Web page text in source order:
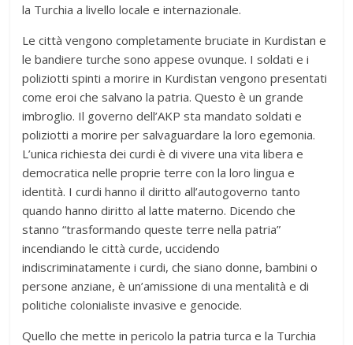
la Turchia a livello locale e internazionale.
Le città vengono completamente bruciate in Kurdistan e
le bandiere turche sono appese ovunque. I soldati e i
poliziotti spinti a morire in Kurdistan vengono presentati
come eroi che salvano la patria. Questo è un grande
imbroglio. Il governo dell’AKP sta mandato soldati e
poliziotti a morire per salvaguardare la loro egemonia.
L’unica richiesta dei curdi è di vivere una vita libera e
democratica nelle proprie terre con la loro lingua e
identità. I curdi hanno il diritto all’autogoverno tanto
quando hanno diritto al latte materno. Dicendo che
stanno “trasformando queste terre nella patria”
incendiando le città curde, uccidendo
indiscriminatamente i curdi, che siano donne, bambini o
persone anziane, è un’amissione di una mentalità e di
politiche colonialiste invasive e genocide.
Quello che mette in pericolo la patria turca e la Turchia